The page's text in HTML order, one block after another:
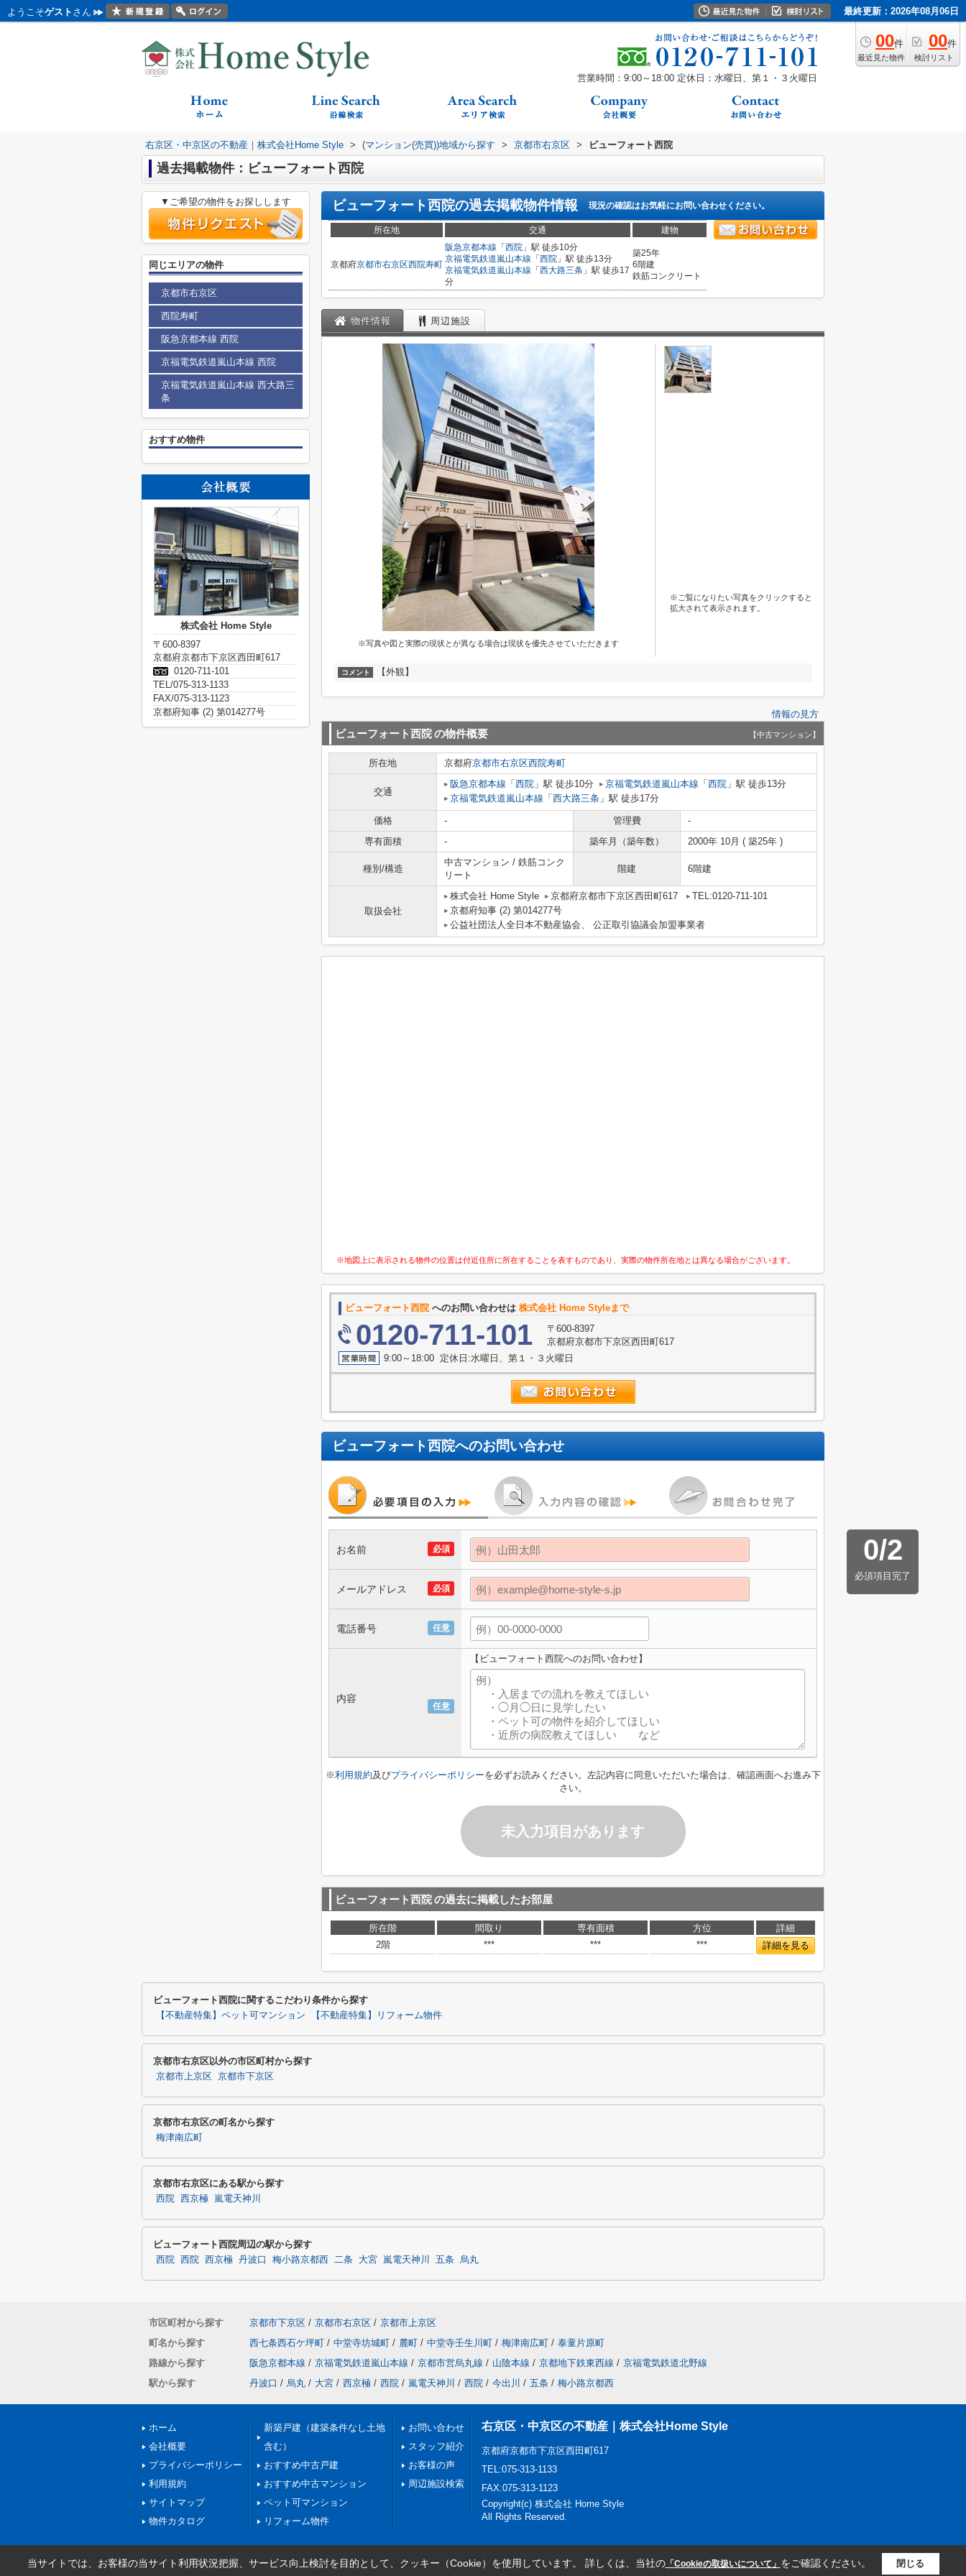
ようこそゲスト さん 最終更新：2026年08月06日
00件
最近見た物件
00件
検討リスト
営業時間：9:00～18:00 定休日：水曜日、第１・３火曜日
右京区・中京区の不動産｜株式会社Home Style > (マンション(売買))地域から探す > 京都市右京区 > ビューフォート西院
過去掲載物件：ビューフォート西院
ビューフォート西院の過去掲載物件情報 現況の確認はお気軽にお問い合わせください。
所在地 交通 建物
京都府京都市右京区西院寿町
阪急京都本線 「 西院 」駅 徒歩10分
京福電気鉄道嵐山本線 「 西院 」駅 徒歩13分
京福電気鉄道嵐山本線 「 西大路三条 」駅 徒歩17
分
築25年
6階建
鉄筋コンクリート
物件情報 周辺施設
※写真や図と実際の現状とが異なる場合は現状を優先させていただきます
※ご覧になりたい写真をクリックすると
拡大されて表示されます。
コメント 【外観】
情報の見方
ビューフォート西院の物件概要 【中古マンション】
所在地 京都府京都市右京区西院寿町
交通
阪急京都本線 「 西院 」駅 徒歩10分 京福電気鉄道嵐山本線 「 西院 」駅 徒歩13分
京福電気鉄道嵐山本線 「 西大路三条 」駅 徒歩17分
価格 - 管理費
-
専有面積
- 築年月（築年数） 2000年 10月 ( 築25年 )
種別/構造
中古マンション / 鉄筋コンク
リート
階建 6階建
取扱会社
株式会社 Home Style 京都府京都市下京区西田町617
TEL:0120-711-101
京都府知事 (2) 第014277号
公益社団法人全日本不動産協会、 公正取引協議会加盟事業者
※地図上に表示される物件の位置は付近住所に所在することを表すものであり、実際の物件所在地とは異なる場合がございます。
ビューフォート西院 へのお問い合わせは 株式会社 Home Styleまで
0120-711-101
〒600-8397
京都府京都市下京区西田町617
9:00～18:00 定休日:水曜日、第１・３火曜日
ビューフォート西院へのお問い合わせ
0/2
必須項目完了
必須
お名前
必須
メールアドレス
任意
電話番号
任意
内容
【ビューフォート西院へのお問い合わせ】
※利用規約及びプライバシーポリシーを必ずお読みください。左記内容に同意いただいた場合は、確認画面へお進み下
さい。
未入力項目があります
ビューフォート西院の過去に掲載したお部屋
所在階 間取り 専有面積 方位
詳細
2階
*** *** *** 詳細を見る
▼ご希望の物件をお探しします
同じエリアの物件
京都市右京区
西院寿町
阪急京都本線 西院
京福電気鉄道嵐山本線 西院
京福電気鉄道嵐山本線 西大路三
条
おすすめ物件
株式会社 Home Style
〒600-8397
京都府京都市下京区西田町617
0120-711-101
TEL/075-313-1133
FAX/075-313-1123
京都府知事 (2) 第014277号
ビューフォート西院に関するこだわり条件から探す
【不動産特集】ペット可マンション 【不動産特集】リフォーム物件
京都市右京区以外の市区町村から探す
京都市上京区 京都市下京区
京都市右京区の町名から探す
梅津南広町
京都市右京区にある駅から探す
西院 西京極 嵐電天神川
ビューフォート西院周辺の駅から探す
西院 西院 西京極 丹波口 梅小路京都西 二条 大宮 嵐電天神川 五条 烏丸
市区町村から探す 京都市下京区 / 京都市右京区 / 京都市上京区
町名から探す
西七条西石ケ坪町 / 中堂寺坊城町 / 麓町 / 中堂寺壬生川町 / 梅津南広町 / 泰童片原町
路線から探す
阪急京都本線 / 京福電気鉄道嵐山本線 / 京都市営烏丸線 / 山陰本線 / 京都地下鉄東西線 / 京福電気鉄道北野線
駅から探す
丹波口 / 烏丸 / 大宮 / 西京極 / 西院 / 嵐電天神川 / 西院 / 今出川 / 五条 / 梅小路京都西
ホーム
会社概要
プライバシーポリシー
利用規約
サイトマップ
物件カタログ
新築戸建（建築条件なし土地
含む）
おすすめ中古戸建
おすすめ中古マンション
ペット可マンション
リフォーム物件
お問い合わせ
スタッフ紹介
お客様の声
周辺施設検索
右京区・中京区の不動産｜株式会社Home Style
京都府京都市下京区西田町617
TEL:075-313-1133
FAX:075-313-1123
Copyright(c) 株式会社 Home Style
All Rights Reserved.
当サイトでは、お客様の当サイト利用状況把握、サービス向上検討を目的として、クッキー（Cookie）を使用しています。 詳しくは、当社の「Cookieの取扱いについて」 をご確認ください。 閉じる